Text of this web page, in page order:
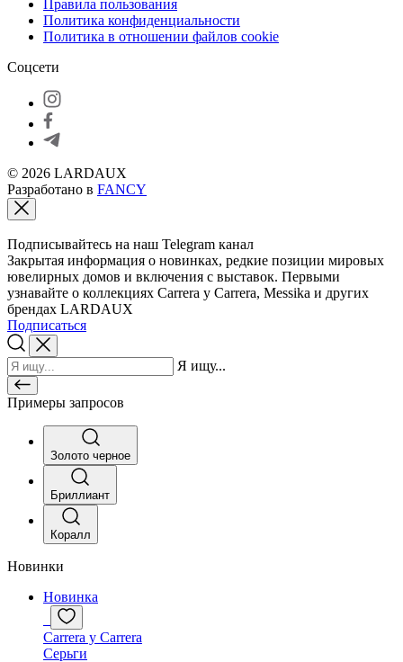
Правила пользования
Политика конфиденциальности
Политика в отношении файлов cookie
Соцсети
© 2026 LARDAUX
Разработано в FANCY
Подписывайтесь на наш Telegram канал
Закрытая информация о новинках, редкие позиции мировых
ювелирных домов и включения с выставок. Первыми
узнавайте о коллекциях Carrera y Carrera, Messika и других
брендах LARDAUX
Подписаться
Я ищу...
Примеры запросов
Золото черное
Бриллиант
Коралл
Новинки
Новинка
Carrera y Carrera
Серьги